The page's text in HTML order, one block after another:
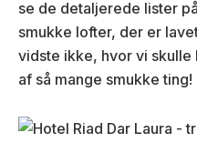
se de detaljerede lister
smukke lofter, der er
vidste ikke, hvor vi
af så mange smukke ting!